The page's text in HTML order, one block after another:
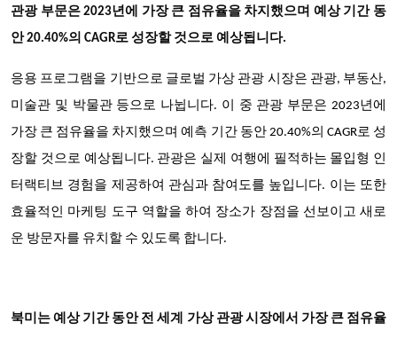
관광 부문은 2023년에 가장 큰 점유율을 차지했으며 예상 기간 동
안 20.40%의 CAGR로 성장할 것으로 예상됩니다.
응용 프로그램을 기반으로 글로벌 가상 관광 시장은 관광, 부동산,
미술관 및 박물관 등으로 나뉩니다. 이 중 관광 부문은 2023년에
가장 큰 점유율을 차지했으며 예측 기간 동안 20.40%의 CAGR로 성
장할 것으로 예상됩니다. 관광은 실제 여행에 필적하는 몰입형 인
터랙티브 경험을 제공하여 관심과 참여도를 높입니다. 이는 또한
효율적인 마케팅 도구 역할을 하여 장소가 장점을 선보이고 새로
운 방문자를 유치할 수 있도록 합니다.
북미는 예상 기간 동안 전 세계 가상 관광 시장에서 가장 큰 점유율